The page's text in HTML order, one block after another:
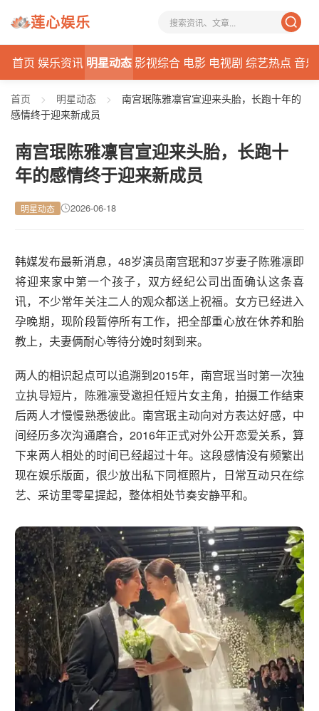
莲心娱乐
首页 娱乐资讯 明星动态 影视综合 电影 电视剧 综艺热点 音
首页 > 明星动态 >
南宫珉陈雅凛官宣迎来头胎，长跑十年的
感情终于迎来新成员
南宫珉陈雅凛官宣迎来头胎，长跑十
年的感情终于迎来新成员
明星动态 2026-06-18
韩媒发布最新消息，48岁演员南宫珉和37岁妻子陈雅凛即
将迎来家中第一个孩子，双方经纪公司出面确认这条喜
讯，不少常年关注二人的观众都送上祝福。女方已经进入
孕晚期，现阶段暂停所有工作，把全部重心放在休养和胎
教上，夫妻俩耐心等待分娩时刻到来。
两人的相识起点可以追溯到2015年，南宫珉当时第一次独
立执导短片，陈雅凛受邀担任短片女主角，拍摄工作结束
后两人才慢慢熟悉彼此。南宫珉主动向对方表达好感，中
间经历多次沟通磨合，2016年正式对外公开恋爱关系，算
下来两人相处的时间已经超过十年。这段感情没有频繁出
现在娱乐版面，很少放出私下同框照片，日常互动只在综
艺、采访里零星提起，整体相处节奏安静平和。